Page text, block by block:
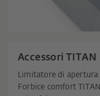
Accessori TITAN
Limitatore di apertura
Forbice comfort TITAN